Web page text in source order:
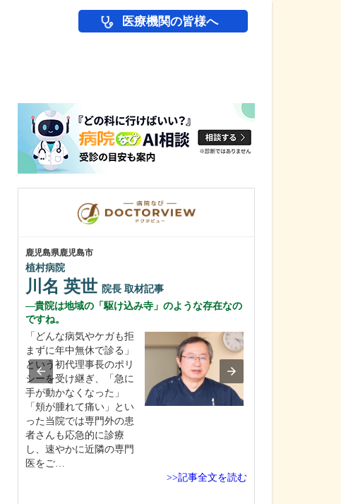
医療機関の皆様へ
鹿児島県鹿児島市
植村病院
川名 英世 院長 取材記事
貴院は地域の「駆け込み寺」のような存在なの
ですね。
「どんな病気やケガも拒
まずに年中無休で診る」
という初代理事長のポリ
シーを受け継ぎ、「急に
手が動かなくなった」
「頬が腫れて痛い」とい
った当院では専門外の患
者さんも応急的に診療
し、速やかに近隣の専門
医をご…
>>記事全文を読む